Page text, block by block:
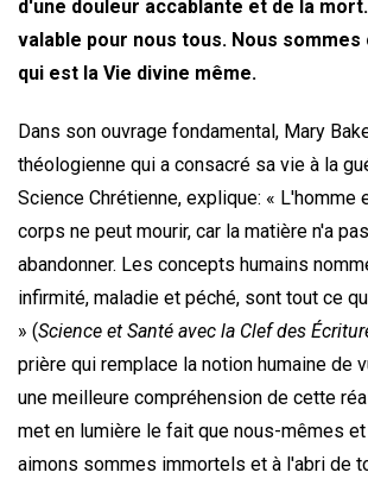
d'une douleur accablante et de la
valable pour nous tous. Nous sommes
qui est la Vie divine même.
Dans son ouvrage fondamental, Mary
théologienne qui a consacré sa vie à la
Science Chrétienne, explique: « L'homme
corps ne peut mourir, car la matière n'a
abandonner. Les concepts humains
infirmité, maladie et péché, sont tout ce
» (Science et Santé avec la Clef des
prière qui remplace la notion humaine de
une meilleure compréhension de cette
met en lumière le fait que nous-mêmes
aimons sommes immortels et à l'abri de